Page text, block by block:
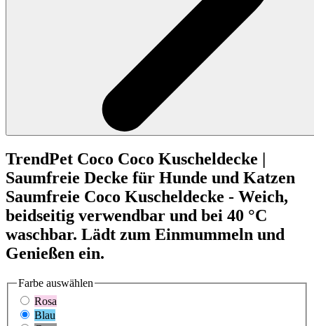
TrendPet Coco Coco Kuscheldecke |
Saumfreie Decke für Hunde und Katzen
Saumfreie Coco Kuscheldecke - Weich,
beidseitig verwendbar und bei 40 °C
waschbar. Lädt zum Einmummeln und
Genießen ein.
Farbe auswählen
Rosa
Blau